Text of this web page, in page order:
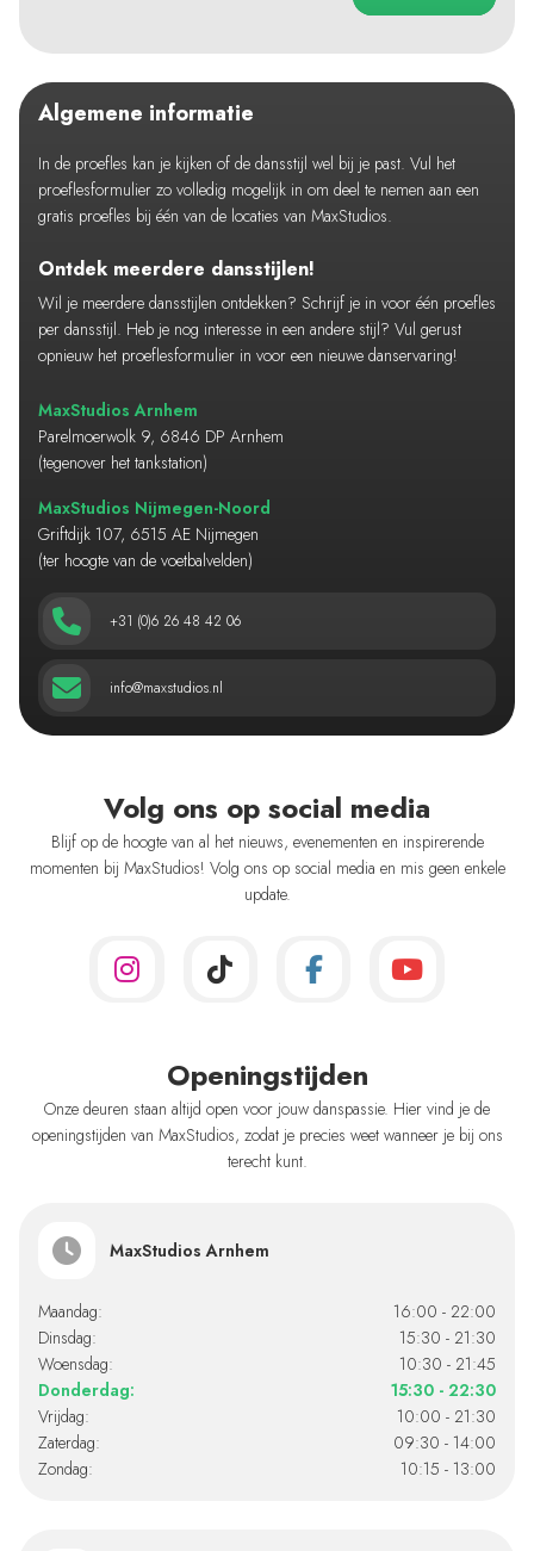
Algemene informatie
In de proefles kan je kijken of de dansstijl wel bij je past. Vul het
proeflesformulier zo volledig mogelijk in om deel te nemen aan een
gratis proefles bij één van de locaties van MaxStudios.
Ontdek meerdere dansstijlen!
Wil je meerdere dansstijlen ontdekken? Schrijf je in voor één proefles
per dansstijl. Heb je nog interesse in een andere stijl? Vul gerust
opnieuw het proeflesformulier in voor een nieuwe danservaring!
MaxStudios Arnhem
Parelmoerwolk 9, 6846 DP Arnhem
(tegenover het tankstation)
MaxStudios Nijmegen-Noord
Griftdijk 107, 6515 AE Nijmegen
(ter hoogte van de voetbalvelden)
+31 (0)6 26 48 42 06
info@maxstudios.nl
Volg ons op social media
Blijf op de hoogte van al het nieuws, evenementen en inspirerende
momenten bij MaxStudios! Volg ons op social media en mis geen enkele
update.
Openingstijden
Onze deuren staan altijd open voor jouw danspassie. Hier vind je de
openingstijden van MaxStudios, zodat je precies weet wanneer je bij ons
terecht kunt.
MaxStudios Arnhem
Maandag:
16:00 - 22:00
Dinsdag:
15:30 - 21:30
Woensdag:
10:30 - 21:45
Donderdag:
15:30 - 22:30
Vrijdag:
10:00 - 21:30
Zaterdag:
09:30 - 14:00
Zondag:
10:15 - 13:00